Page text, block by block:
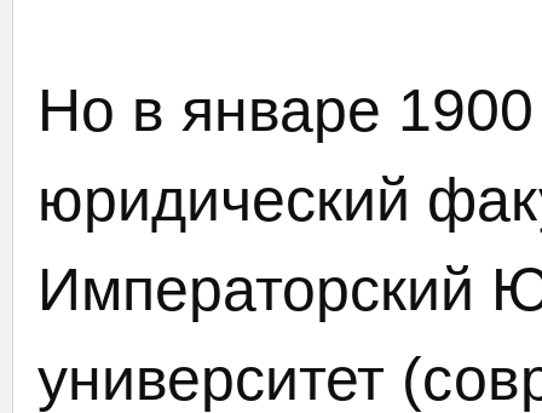
Но в январе
юридический
Императорский
университет